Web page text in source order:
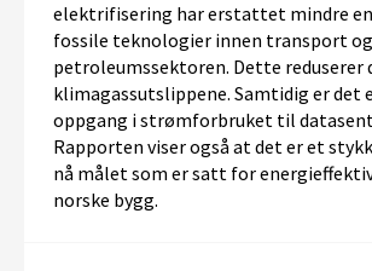
elektrifisering har erstattet mindre
fossile teknologier innen transport
petroleumssektoren. Dette reduserer
klimagassutslippene. Samtidig er det
oppgang i strømforbruket til
Rapporten viser også atdet er et
nå målet som er satt for
norske bygg.